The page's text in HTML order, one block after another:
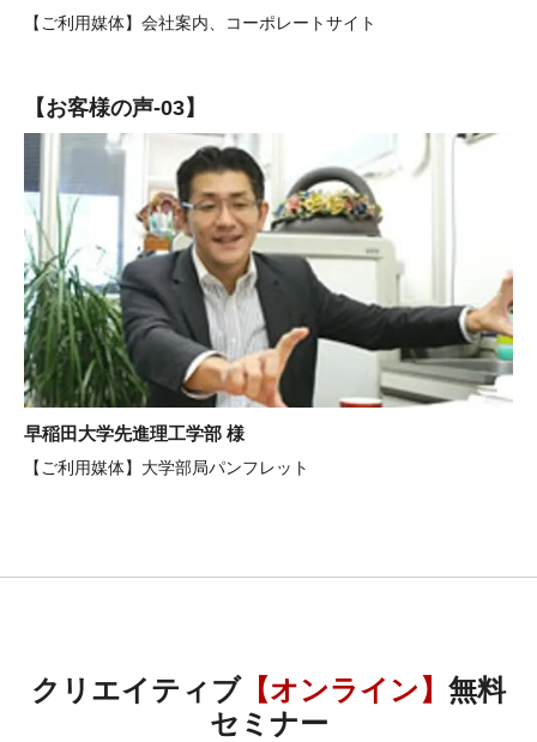
【ご利用媒体】会社案内、コーポレートサイト
【お客様の声-03】
早稲田大学先進理工学部 様
【ご利用媒体】大学部局パンフレット
クリエイティブ 【オンライン】 無料
セミナー